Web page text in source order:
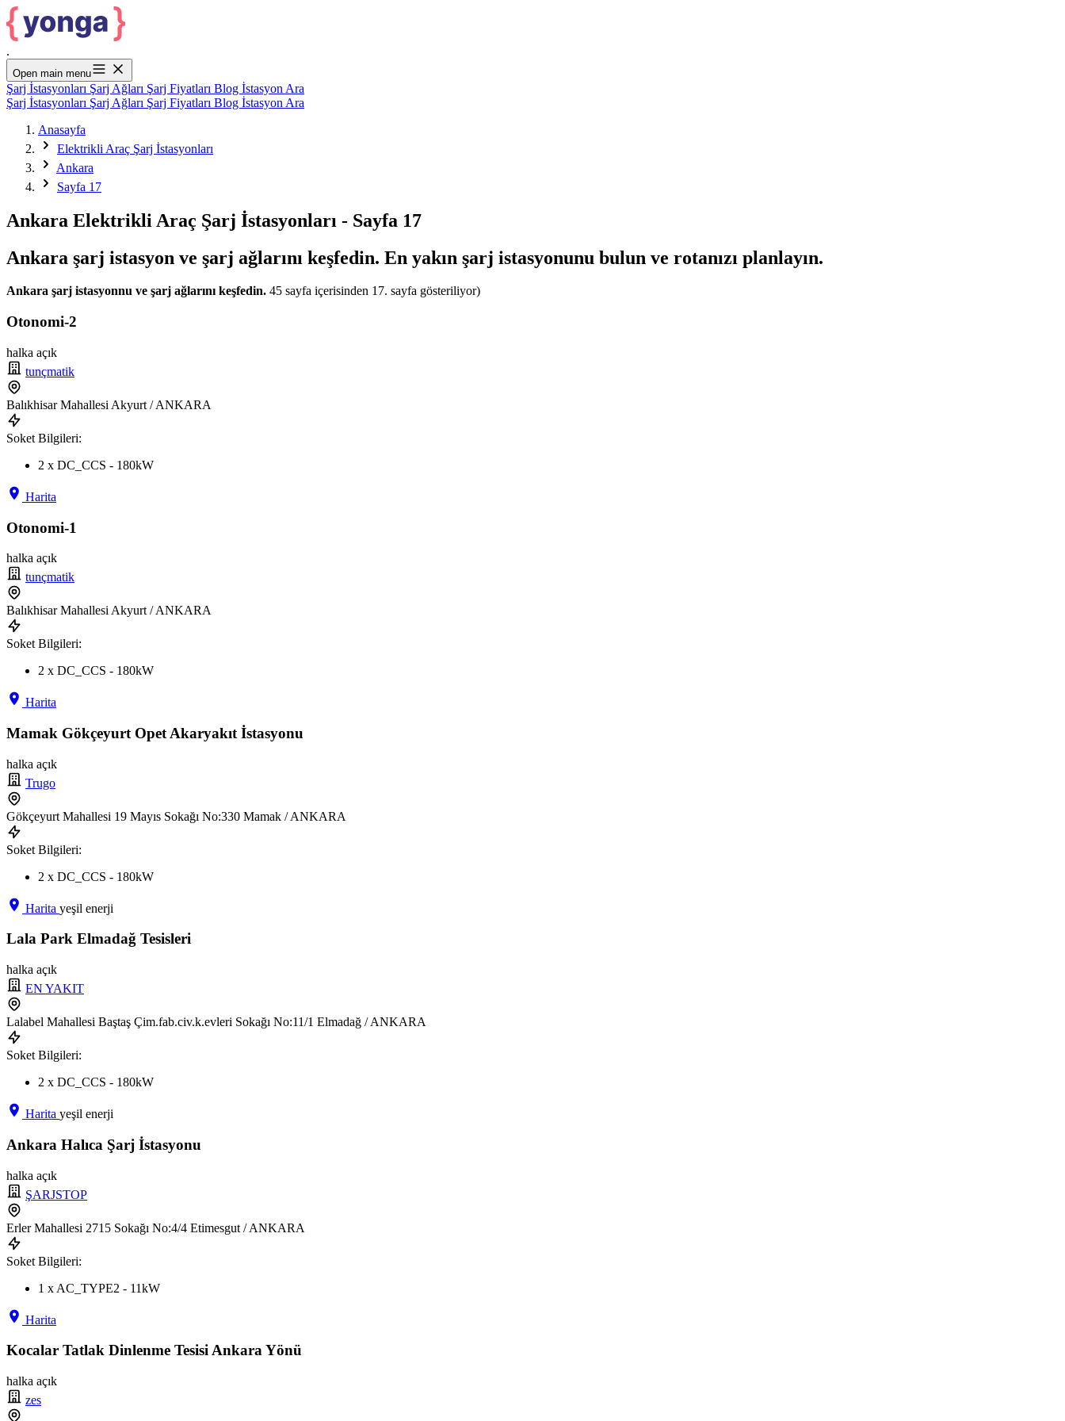
.
Open main menu
Şarj İstasyonları Şarj Ağları Şarj Fiyatları Blog İstasyon Ara
Şarj İstasyonları Şarj Ağları Şarj Fiyatları Blog İstasyon Ara
Anasayfa
Elektrikli Araç Şarj İstasyonları
Ankara
Sayfa 17
Ankara Elektrikli Araç Şarj İstasyonları - Sayfa 17
Ankara şarj istasyon ve şarj ağlarını keşfedin. En yakın şarj istasyonunu bulun ve rotanızı planlayın.
Ankara şarj istasyonnu ve şarj ağlarını keşfedin. 45 sayfa içerisinden 17. sayfa gösteriliyor)
Otonomi-2
halka açık
tunçmatik
Balıkhisar Mahallesi Akyurt / ANKARA
Soket Bilgileri:
2 x DC_CCS - 180kW
Harita
Otonomi-1
halka açık
tunçmatik
Balıkhisar Mahallesi Akyurt / ANKARA
Soket Bilgileri:
2 x DC_CCS - 180kW
Harita
Mamak Gökçeyurt Opet Akaryakıt İstasyonu
halka açık
Trugo
Gökçeyurt Mahallesi 19 Mayıs Sokağı No:330 Mamak / ANKARA
Soket Bilgileri:
2 x DC_CCS - 180kW
Harita yeşil enerji
Lala Park Elmadağ Tesisleri
halka açık
EN YAKIT
Lalabel Mahallesi Baştaş Çim.fab.civ.k.evleri Sokağı No:11/1 Elmadağ / ANKARA
Soket Bilgileri:
2 x DC_CCS - 180kW
Harita yeşil enerji
Ankara Halıca Şarj İstasyonu
halka açık
ŞARJSTOP
Erler Mahallesi 2715 Sokağı No:4/4 Etimesgut / ANKARA
Soket Bilgileri:
1 x AC_TYPE2 - 11kW
Harita
Kocalar Tatlak Dinlenme Tesisi Ankara Yönü
halka açık
zes